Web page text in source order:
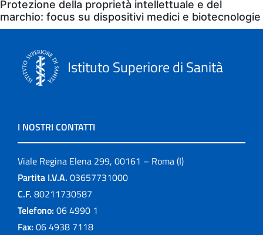
Eventi
Protezione della proprietà intellettuale e del
marchio: focus su dispositivi medici e biotecnologie
Istituto Superiore di Sanità
I NOSTRI CONTATTI
Viale Regina Elena 299, 00161 – Roma (I)
Partita I.V.A. 03657731000
C.F. 80211730587
Telefono: 06 4990 1
Fax: 06 4938 7118